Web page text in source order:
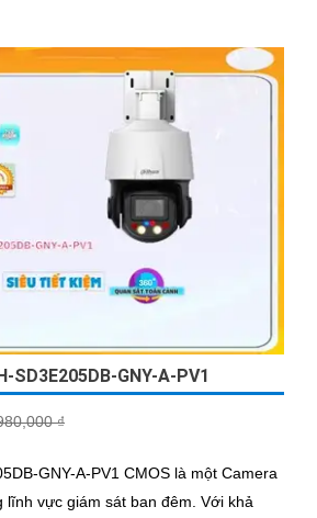
SD3E205DB-GNY-A-PV1
₫
GNY-A-PV1 CMOS là một Camera
vực giám sát ban đêm. Với khả